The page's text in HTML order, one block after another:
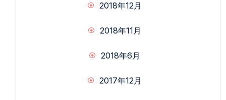
2018年12月
2018年11月
2018年6月
2017年12月